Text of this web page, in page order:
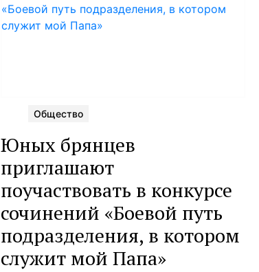
Общество
Юных брянцев
приглашают
поучаствовать в конкурсе
сочинений «Боевой путь
подразделения, в котором
служит мой Папа»